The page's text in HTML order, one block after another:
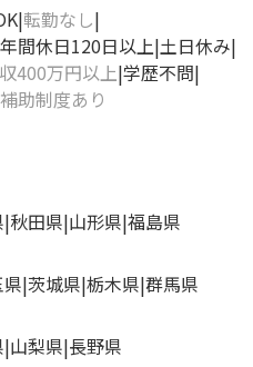
転勤なし
年間休日120日以上 土日休み
400万円以上 学歴不問
助制度あり
秋田県 山形県 福島県
茨城県 栃木県 群馬県
山梨県 長野県